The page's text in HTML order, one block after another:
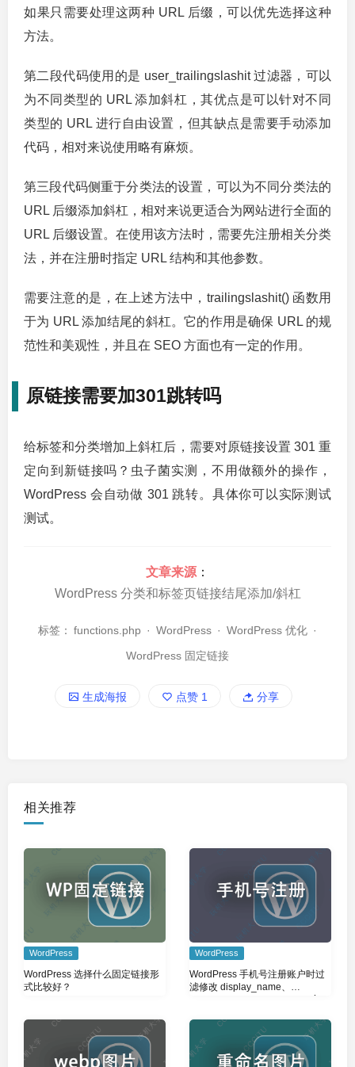
如果只需要处理这两种 URL 后缀，可以优先选择这种
方法。
第二段代码使用的是 user_trailingslashit 过滤器，可以
为不同类型的 URL 添加斜杠，其优点是可以针对不同
类型的 URL 进行自由设置，但其缺点是需要手动添加
代码，相对来说使用略有麻烦。
第三段代码侧重于分类法的设置，可以为不同分类法的
URL 后缀添加斜杠，相对来说更适合为网站进行全面的
URL 后缀设置。在使用该方法时，需要先注册相关分类
法，并在注册时指定 URL 结构和其他参数。
需要注意的是，在上述方法中，trailingslashit() 函数用
于为 URL 添加结尾的斜杠。它的作用是确保 URL 的规
范性和美观性，并且在 SEO 方面也有一定的作用。
原链接需要加301跳转吗
给标签和分类增加上斜杠后，需要对原链接设置 301 重
定向到新链接吗？虫子菌实测，不用做额外的操作，
WordPress 会自动做 301 跳转。具体你可以实际测试
测试。
文章来源 ：
WordPress 分类和标签页链接结尾添加/斜杠
标签： functions.php · WordPress · WordPress 优化 ·
WordPress 固定链接
生成海报 点赞 1 分享
相关推荐
WordPress
WordPress 选择什么固定链接形
式比较好？
WordPress
WordPress 手机号注册账户时过
滤修改 display_name、